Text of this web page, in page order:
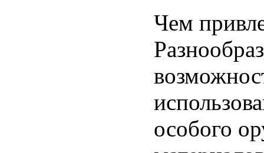
Чем
особого